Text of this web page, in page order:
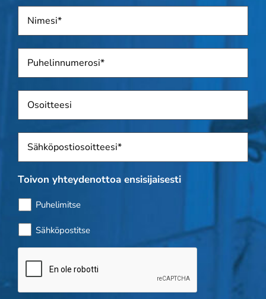
Nimi *
Puhelin *
Osoite
Sposti *
Toivon yhteydenottoa ensisijaisesti
Puhelimitse
Sähköpostitse